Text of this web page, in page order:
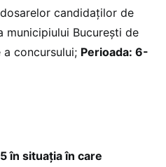
candidaților de
municipiului Bucureşti de
concursului; Perioada: 6-
în situaţia în care